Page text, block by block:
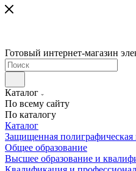
Готовый интернет-магазин
Каталог
По всему сайту
По каталогу
Каталог
Защищенная полиграфическая
Общее образование
Высшее образование и